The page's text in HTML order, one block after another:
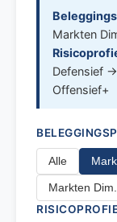
Markten
Defensief
Offensief+
Alle
Markten Dim.